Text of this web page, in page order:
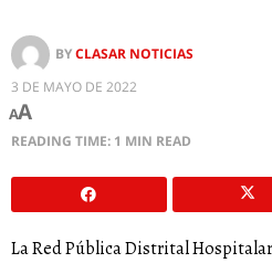
BYCLASAR NOTICIAS
3 DE MAYO DE 2022
AA
READING TIME: 1 MIN READ
La Red Pública Distrital